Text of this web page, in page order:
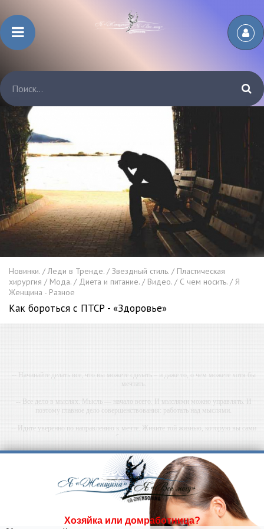
Новинки. / Леди в Тренде. / Звездный стиль. / Пластическая
хирургия / Мода. / Диета и питание. / Видео. / С чем носить. / Я
Женщина - Разное
Как бороться с ПТСР - «Здоровье»
-- Начинайте делать все, что вы можете сделать – и даже то, о чем можете хотя бы
мечтать.
-- Все дело в мыслях. Мысль — начало всего. И мыслями можно управлять. И
поэтому главное дело совершенствования: работать над мыслями.
-- Идите уверенно по направлению к мечте. Живите той жизнью, которую вы сами
-- Самое большое богатство — это ум. Самая большая нищета — глупость. Из всех
страхов самый пугающий — самолюбование.
-- Лучшее, что можно сделать с хорошим советом, это пропустить его мимо ушей. Он
никогда не бывает полезен никому, кроме того, кто его дал.
-- Люблю давать советы и очень не люблю, когда их дают мне.
Хозяйка или домработница?